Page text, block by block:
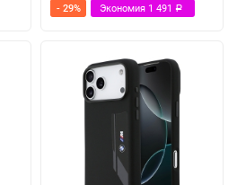
- 29% Экономия 1 491 Р